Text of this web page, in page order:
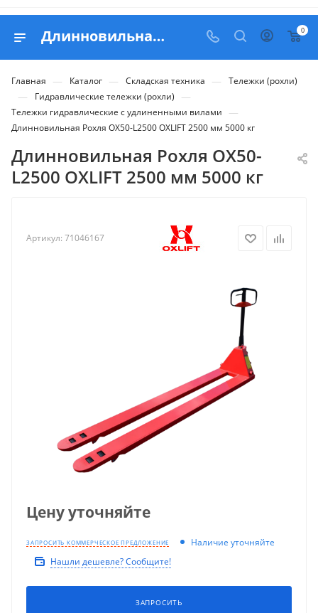
Длинновильная Рохля OX50-L2500 OXLIFT 2500 мм 5000 кг - купить в Belapex 0
Главная — Каталог — Складская техника — Тележки (рохли)
— Гидравлические тележки (рохли) —
Тележки гидравлические с удлиненными вилами —
Длинновильная Рохля OX50-L2500 OXLIFT 2500 мм 5000 кг
Длинновильная Рохля OX50-
L2500 OXLIFT 2500 мм 5000 кг
Артикул: 71046167
Цену уточняйте
ЗАПРОСИТЬ КОММЕРЧЕСКОЕ ПРЕДЛОЖЕНИЕ
Наличие уточняйте
Нашли дешевле? Сообщите!
ЗАПРОСИТЬ